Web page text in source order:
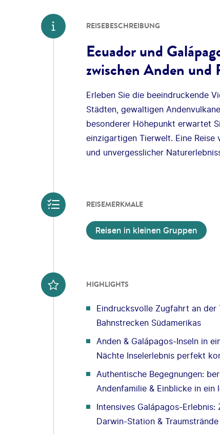
REISEBESCHREIBUNG
Ecuador und
zwischen Anden und
Erleben Sie die beeindruckende
Städten, gewaltigen
besonderer Höhepunkt erwartet
einzigartigen Tierwelt. Eine Reise
und unvergesslicher
REISEMERKMALE
Reisen in kleinen Gruppen
HIGHLIGHTS
Eindrucksvolle Zugfahrt an
Bahnstrecken Südamerikas
Anden & Galápagos-Inseln in
Nächte Inselerlebnis perfekt
Authentische Begegnungen:
Andenfamilie & Einblicke in ein
Intensives Galápagos-
Darwin-Station & Traumstrände